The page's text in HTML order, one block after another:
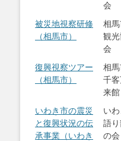
会
被災地視察研修
（相馬市）
相
観光
会
復興視察ツアー
（相馬市）
相
千
来館
いわき市の震災
と復興状況の伝
承事業（いわき
いわ
語り
の会